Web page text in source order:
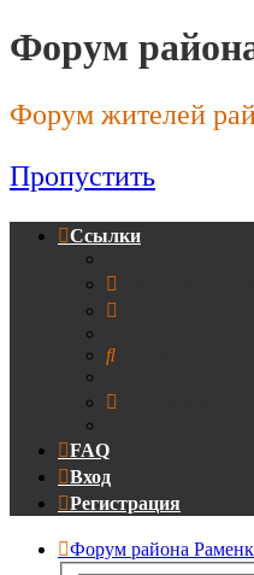
Форум
Форум жителей
Пропустить
Ссылки
FAQ
Вход
Регистрация
Форум района